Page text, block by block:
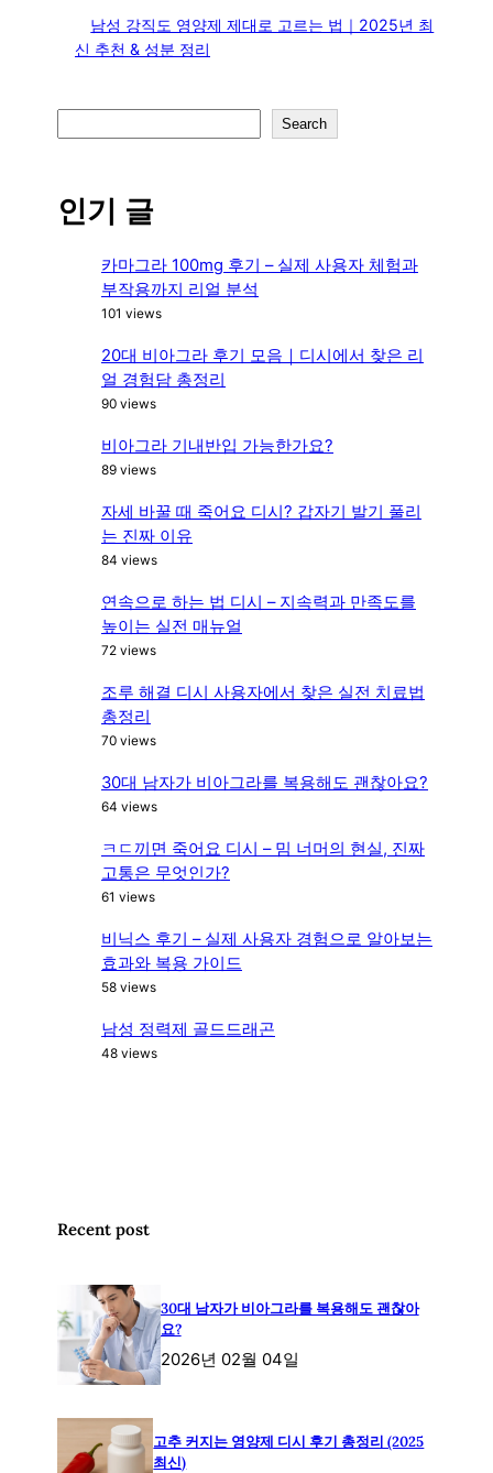
남성 강직도 영양제 제대로 고르는 법｜2025년 최
신 추천 & 성분 정리
e
c
Search
인기 글
카마그라 100mg 후기 – 실제 사용자 체험과
부작용까지 리얼 분석
101 views
20대 비아그라 후기 모음｜디시에서 찾은 리
얼 경험담 총정리
90 views
비아그라 기내반입 가능한가요?
89 views
자세 바꿀 때 죽어요 디시? 갑자기 발기 풀리
는 진짜 이유
84 views
연속으로 하는 법 디시 – 지속력과 만족도를
높이는 실전 매뉴얼
72 views
조루 해결 디시 사용자에서 찾은 실전 치료법
총정리
70 views
30대 남자가 비아그라를 복용해도 괜찮아요?
64 views
ㅋㄷ끼면 죽어요 디시 – 밈 너머의 현실, 진짜
고통은 무엇인가?
61 views
비닉스 후기 – 실제 사용자 경험으로 알아보는
효과와 복용 가이드
58 views
남성 정력제 골드드래곤
48 views
Recent post
30대 남자가 비아그라를 복용해도 괜찮아
요?
2026년 02월 04일
고추 커지는 영양제 디시 후기 총정리 (2025
최신)